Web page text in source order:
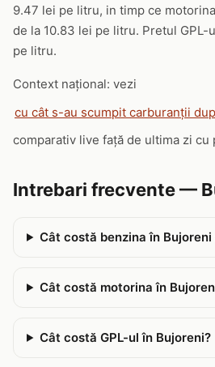
9.47 lei pe litru, in timp ce
de la 10.83 lei pe litru. Pretul GPL-
pe litru.
Context național: vezi
cu cât s-au scumpit carburanții
comparativ live față de ultima zi cu
Intrebari frecvente —
Cât costă benzina în Bujoreni
Cât costă motorina în
Cât costă GPL-ul în Bujoreni?